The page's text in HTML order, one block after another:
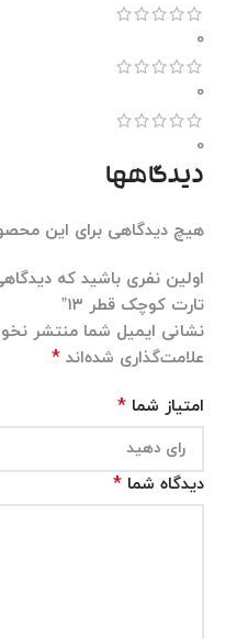
0
0
0
دیدگاهها
هیچ دیدگاهی برای این
اولین نفری باشید که
تارت کوچک قطر ۱۳”
نشانی ایمیل شما منتشر
علامت‌گذاری شده‌اند *
امتیاز شما *
دیدگاه شما *